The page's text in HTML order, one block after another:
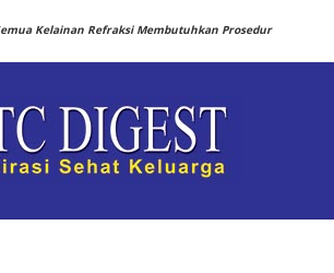
Kelainan Refraksi Membutuhkan Prosedur